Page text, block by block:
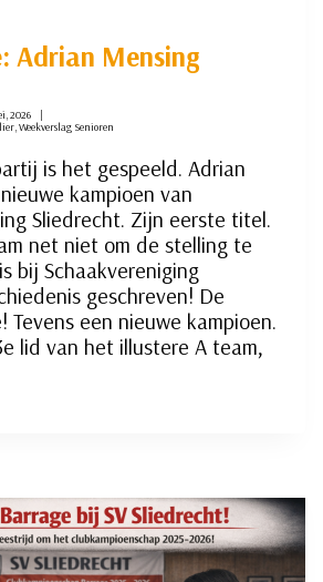
Adrian Mensing
2026
,Weekverslag Senioren
is het gespeeld. Adrian
kampioen van
Sliedrecht. Zijn eerste titel.
net niet om de stelling te
bij Schaakvereniging
geschreven! De
Tevens een nieuwe kampioen.
lid van het illustere A team,